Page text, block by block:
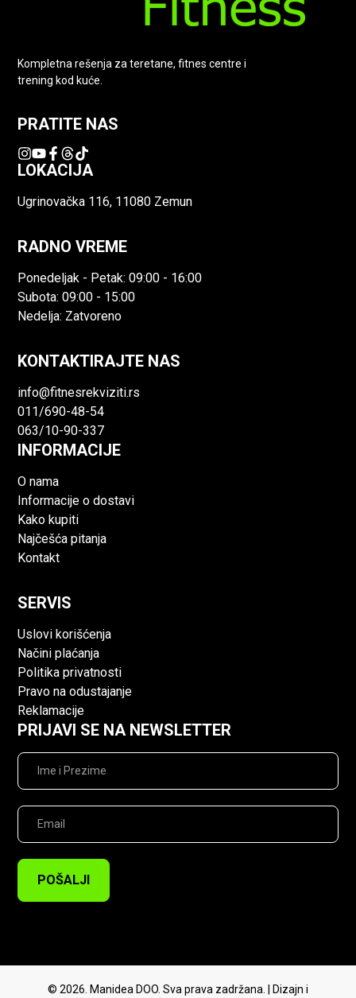
Kompletna rešenja za teretane, fitnes centre i
trening kod kuće.
PRATITE NAS
LOKACIJA
Ugrinovačka 116, 11080 Zemun
RADNO VREME
Ponedeljak - Petak: 09:00 - 16:00
Subota: 09:00 - 15:00
Nedelja: Zatvoreno
KONTAKTIRAJTE NAS
info@fitnesrekviziti.rs
011/690-48-54
063/10-90-337
INFORMACIJE
O nama
Informacije o dostavi
Kako kupiti
Najčešća pitanja
Kontakt
SERVIS
Uslovi korišćenja
Načini plaćanja
Politika privatnosti
Pravo na odustajanje
Reklamacije
PRIJAVI SE NA NEWSLETTER
POŠALJI
© 2026. Manidea DOO. Sva prava zadržana. | Dizajn i